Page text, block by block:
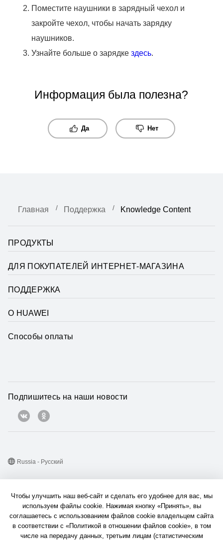
Чтобы улучшить наш веб-сайт и сделать его удобнее для вас, мы
используем файлы cookie. Нажимая кнопку «Принять», вы
соглашаетесь с использованием файлов cookie владельцем сайта
в соответствии с «Политикой в отношении файлов cookie», в том
числе на передачу данных, третьим лицам (статистическим
Поместите наушники в зарядный чехол и
закройте чехол, чтобы начать зарядку
наушников.
Узнайте больше о зарядкездесь.
Информация была полезна?
Да Нет
Главная Поддержка Knowledge Content
ПРОДУКТЫ
ДЛЯ ПОКУПАТЕЛЕЙ ИНТЕРНЕТ-МАГАЗИНА
ПОДДЕРЖКА
О HUAWEI
Способы оплаты
Подпишитесь на наши новости
Условия использования веб-сайта
Политика конфиденциальности
Конфиденциальность
Russia - Pусский